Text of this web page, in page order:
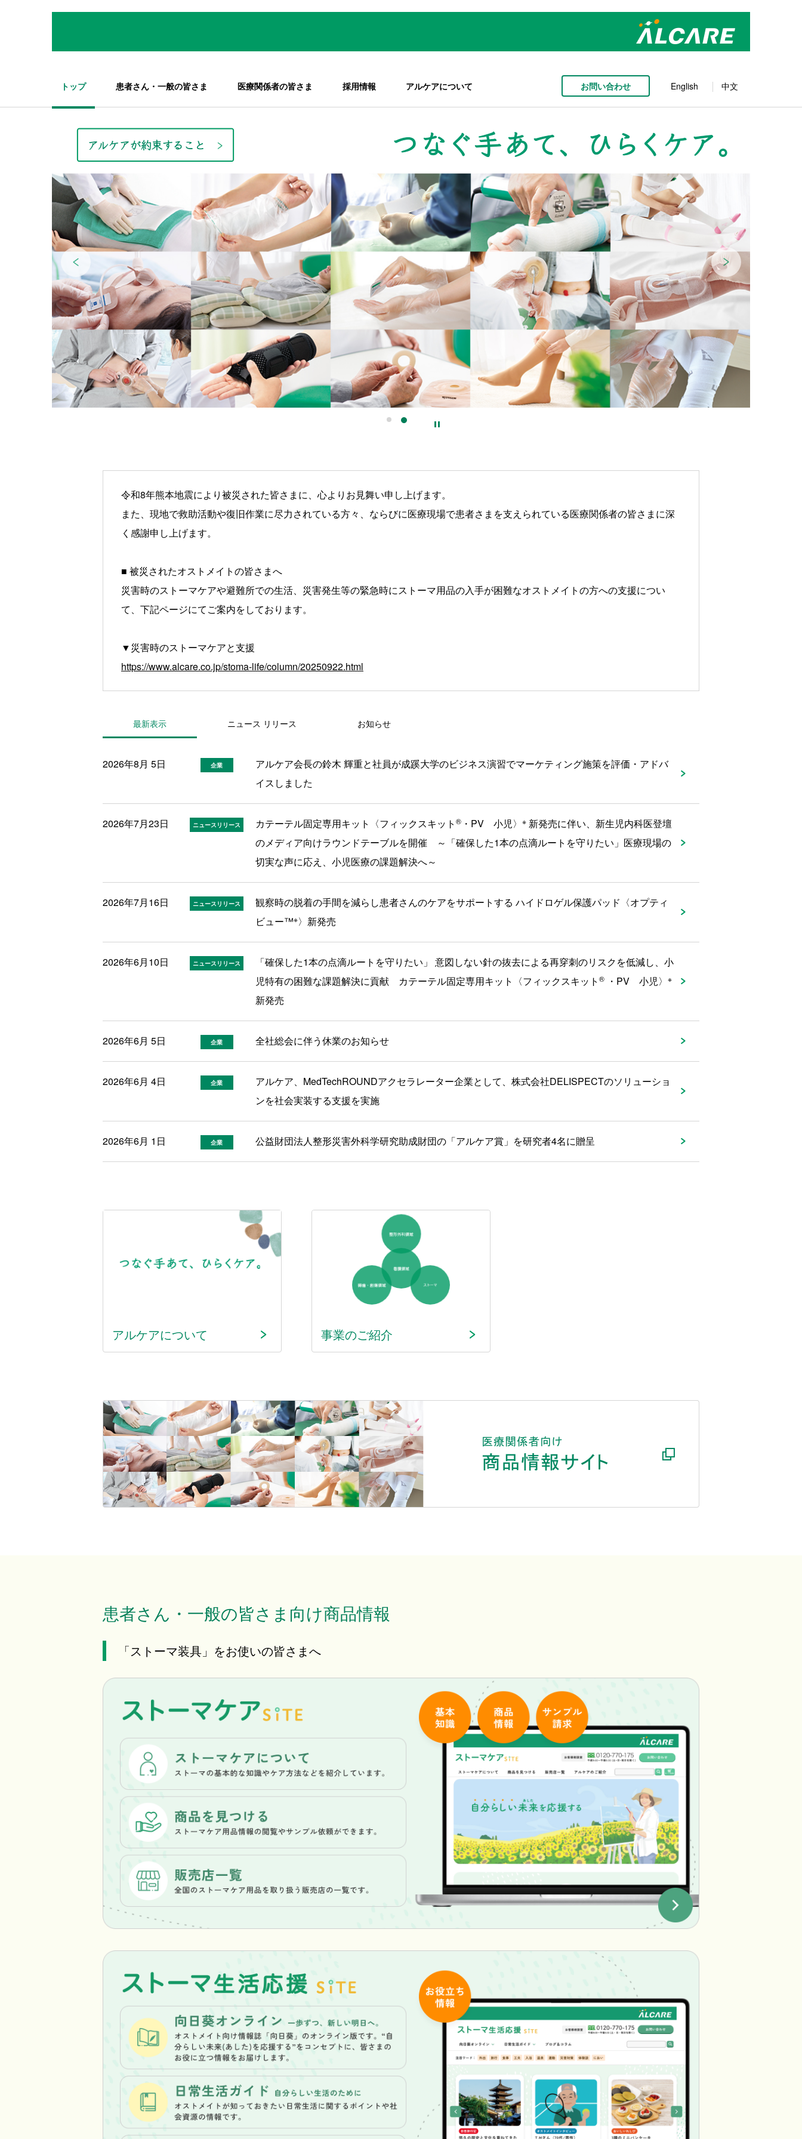
トップ 患者さん・一般の皆さま 医療関係者の皆さま 採用情報 アルケアについて お問い合わせ English 中文
令和8年熊本地震により被災された皆さまに、心よりお見舞い申し上げます。
また、現地で救助活動や復旧作業に尽力されている方々、ならびに医療現場で患者さまを支えられている医療関係者の皆さまに深
く感謝申し上げます。
■ 被災されたオストメイトの皆さまへ
災害時のストーマケアや避難所での生活、災害発生等の緊急時にストーマ用品の入手が困難なオストメイトの方への支援につい
て、下記ページにてご案内をしております。
▼災害時のストーマケアと支援
https://www.alcare.co.jp/stoma-life/column/20250922.html
最新表示 ニュース リリース お知らせ
2026年8月 5日 企業
アルケア会長の鈴木 輝重と社員が成蹊大学のビジネス演習でマーケティング施策を評価・アドバ
イスしました
2026年7月23日 ニュースリリース カテーテル固定専用キット〈フィックスキット ® ・PV 小児〉 ※ 新発売に伴い、新生児内科医登壇
のメディア向けラウンドテーブルを開催 ～「確保した1本の点滴ルートを守りたい」医療現場の
切実な声に応え、小児医療の課題解決へ～
2026年7月16日 ニュースリリース
観察時の脱着の手間を減らし患者さんのケアをサポートする ハイドロゲル保護パッド〈オプティ
ビュー™※〉新発売
2026年6月10日 ニュースリリース
「確保した1本の点滴ルートを守りたい」 意図しない針の抜去による再穿刺のリスクを低減し、小
児特有の困難な課題解決に貢献 カテーテル固定専用キット〈フィックスキット ® ・PV 小児〉 ※
新発売
2026年6月 5日 企業 全社総会に伴う休業のお知らせ
2026年6月 4日 企業
アルケア、MedTechROUNDアクセラレーター企業として、株式会社DELISPECTのソリューショ
ンを社会実装する支援を実施
2026年6月 1日 企業 公益財団法人整形災害外科学研究助成財団の「アルケア賞」を研究者4名に贈呈
アルケアについて 事業のご紹介
患者さん・一般の皆さま向け商品情報
「ストーマ装具」をお使いの皆さまへ